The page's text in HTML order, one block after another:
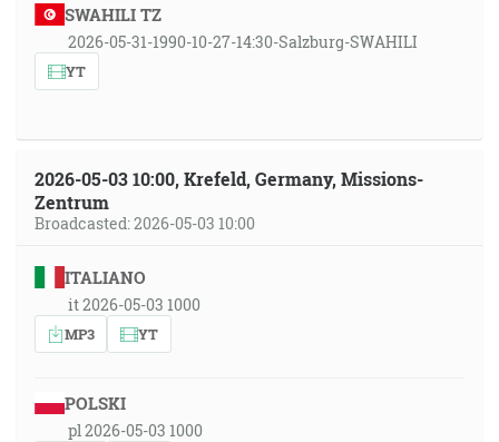
SWAHILI TZ
2026-05-31-1990-10-27-14:30-Salzburg-SWAHILI
YT
2026-05-03 10:00, Krefeld, Germany, Missions-
Zentrum
Broadcasted: 2026-05-03 10:00
ITALIANO
it 2026-05-03 1000
MP3 YT
POLSKI
pl 2026-05-03 1000